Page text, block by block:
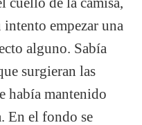
intento empezar una
alguno. Sabía
surgieran las
había mantenido
En el fondo se